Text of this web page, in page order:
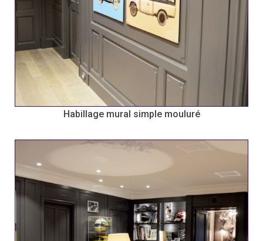
Habillage mural simple mouluré